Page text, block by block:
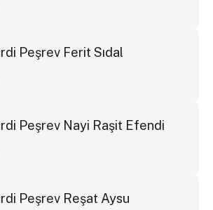
Peşrev Ferit Sıdal
Peşrev Nayi Raşit Efendi
Peşrev Reşat Aysu